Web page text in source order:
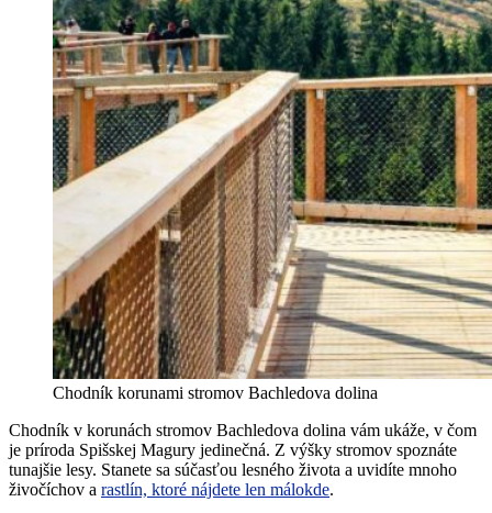
Chodník korunami stromov Bachledova dolina
Chodník v korunách stromov Bachledova dolina vám ukáže, v čom
je príroda Spišskej Magury jedinečná. Z výšky stromov spoznáte
tunajšie lesy. Stanete sa súčasťou lesného života a uvidíte mnoho
živočíchov a rastlín, ktoré nájdete len málokde.